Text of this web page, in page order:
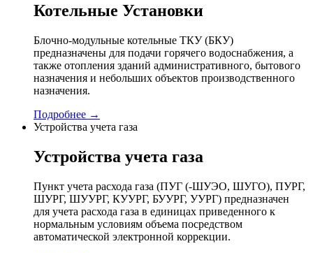
Котельные Установки
Блочно-модульные котельные ТКУ (БКУ)
предназначены для подачи горячего водоснабжения, а
также отопления зданий административного, бытового
назначения и небольших объектов производственного
назначения.
Подробнее →
Устройства учета газа
Устройства учета газа
Пункт учета расхода газа (ПУГ (-ШУЭО, ШУГО), ПУРГ,
ШУРГ, ШУУРГ, КУУРГ, БУУРГ, УУРГ) предназначен
для учета расхода газа в единицах приведенного к
нормальным условиям объема посредством
автоматической электронной коррекции.